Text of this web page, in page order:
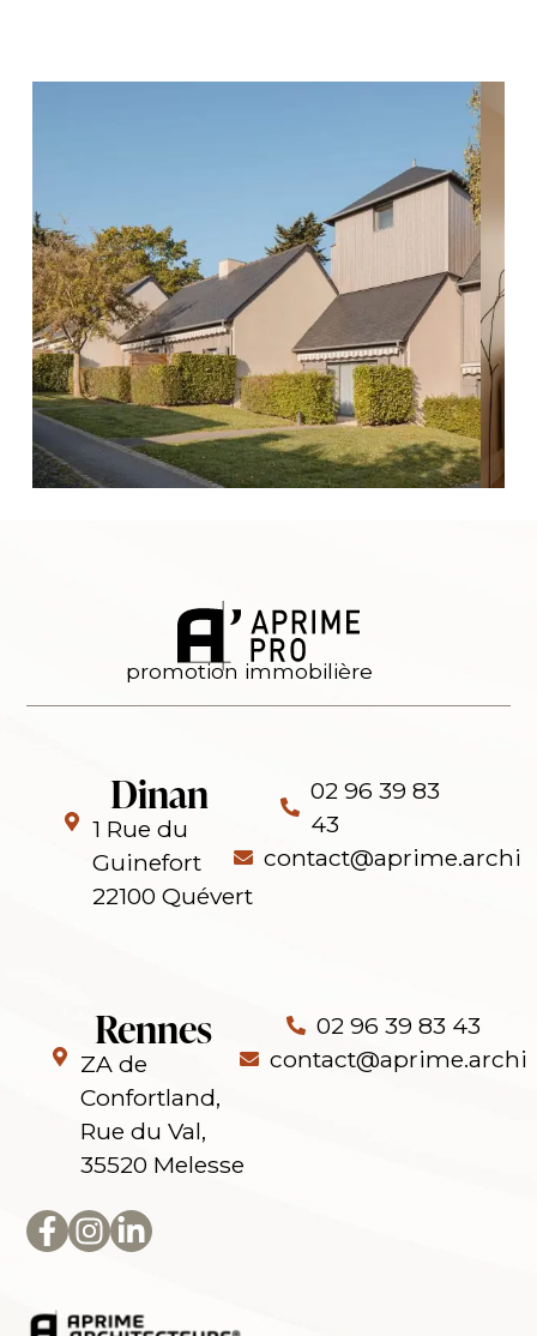
promotion immobilière
Dinan
1 Rue du
Guinefort
22100 Quévert
02 96 39 83
43
contact@aprime.archi
Rennes
ZA de
Confortland,
Rue du Val,
35520 Melesse
02 96 39 83 43
contact@aprime.archi